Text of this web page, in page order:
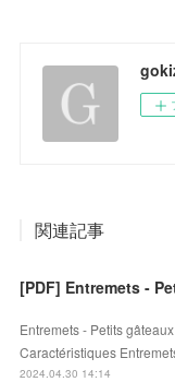
関連記事
[PDF] Entremets -
Entremets - Petits
Caractéristiques
2024.04.30 14:14